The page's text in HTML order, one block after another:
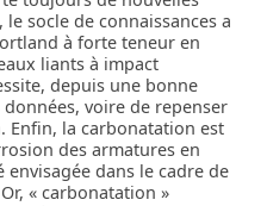
socle de connaissances a
à forte teneur en
liants à impact
depuis une bonne
voire de repenser
Enfin, la carbonatation est
des armatures en
dans le cadre de
« carbonatation »